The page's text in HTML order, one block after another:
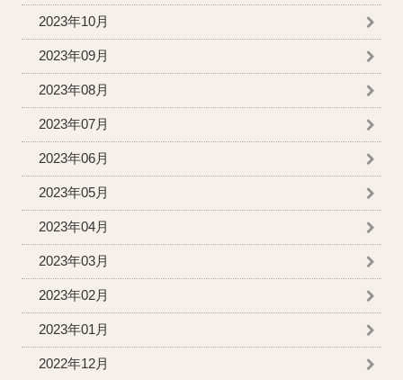
2023年10月
2023年09月
2023年08月
2023年07月
2023年06月
2023年05月
2023年04月
2023年03月
2023年02月
2023年01月
2022年12月